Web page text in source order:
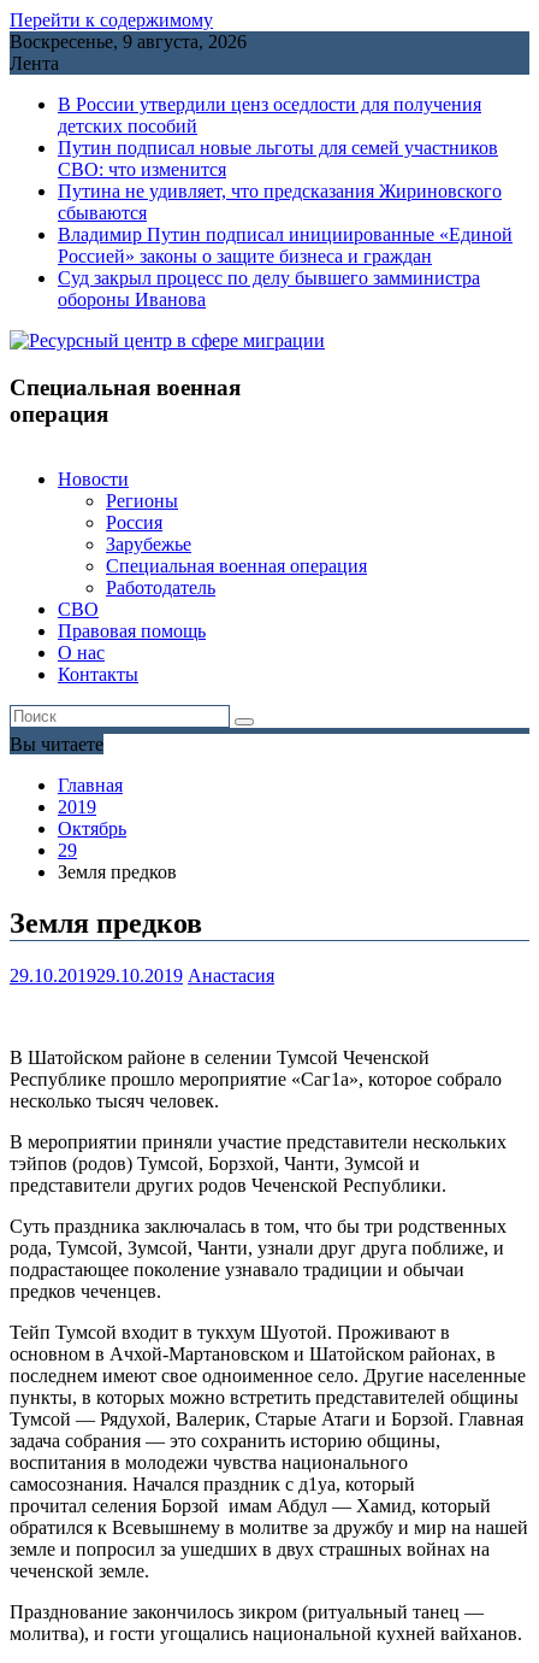
Перейти к содержимому
Воскресенье, 9 августа, 2026
Лента
В России утвердили ценз оседлости для получения
детских пособий
Путин подписал новые льготы для семей участников
СВО: что изменится
Путина не удивляет, что предсказания Жириновского
сбываются
Владимир Путин подписал инициированные «Единой
Россией» законы о защите бизнеса и граждан
Cуд закрыл процесс по делу бывшего замминистра
обороны Иванова
Специальная военная
операция
Новости
Регионы
Россия
Зарубежье
Специальная военная операция
Работодатель
СВО
Правовая помощь
О нас
Контакты
Вы читаете
Главная
2019
Октябрь
29
Земля предков
Земля предков
29.10.201929.10.2019 Анастасия
В Шатойском районе в селении Тумсой Чеченской
Республике прошло мероприятие «Саг1а», которое собрало
несколько тысяч человек.
В мероприятии приняли участие представители нескольких
тэйпов (родов) Тумсой, Борзхой, Чанти, Зумсой и
представители других родов Чеченской Республики.
Суть праздника заключалась в том, что бы три родственных
рода, Тумсой, Зумсой, Чанти, узнали друг друга поближе, и
подрастающее поколение узнавало традиции и обычаи
предков чеченцев.
Тейп Тумсой входит в тукхум Шуотой. Проживают в
основном в Ачхой-Мартановском и Шатойском районах, в
последнем имеют свое одноименное село. Другие населенные
пункты, в которых можно встретить представителей общины
Тумсой — Рядухой, Валерик, Старые Атаги и Борзой. Главная
задача собрания — это сохранить историю общины,
воспитания в молодежи чувства национального
самосознания. Начался праздник с д1уа, который
прочитал селения Борзой имам Абдул — Хамид, который
обратился к Всевышнему в молитве за дружбу и мир на нашей
земле и попросил за ушедших в двух страшных войнах на
чеченской земле.
Празднование закончилось зикром (ритуальный танец —
молитва), и гости угощались национальной кухней вайханов.